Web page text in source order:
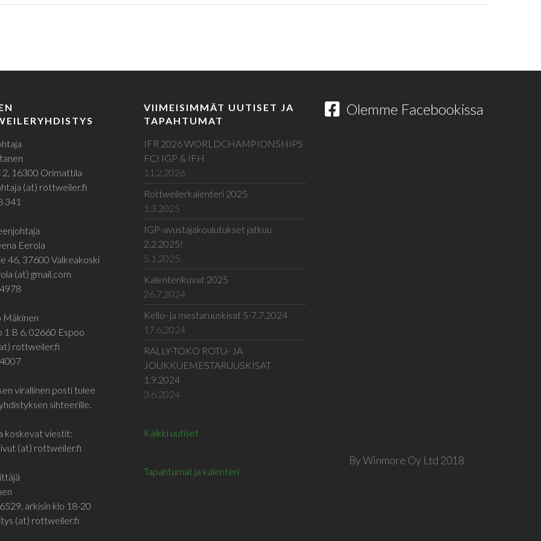
2, 16300 Orimattila
(at) rottweiler.fi
341
Eerola
46, 37600 Valkeakoski
(at) gmail.com
Mäkinen
1 B 6, 02660 Espoo
rottweiler.fi
virallinen posti tulee
sihteerille.
koskevat viestit:
(at) rottweiler.fi
arkisin klo 18-20
(at) rottweiler.fi
VIIMEISIMMÄT UUTISET JA
TAPAHTUMAT
IFR 2026 WORLDCHAMPIONSHIPS
FCI IGP & IFH
11.2.2026
Rottweilerkalenteri 2025
1.3.2025
IGP-avustajakoulutukset jatkuu
2.2.2025!
5.1.2025
Kalenterikuvat 2025
26.7.2024
Kello- ja mestaruuskisat 5-7.7.2024
17.6.2024
RALLY-TOKO ROTU- JA
JOUKKUEMESTARUUSKISAT
1.9.2024
3.6.2024
Kaikki uutiset
Tapahtumat ja kalenteri
Olemme Facebookissa
By Winmore Oy Ltd 2018